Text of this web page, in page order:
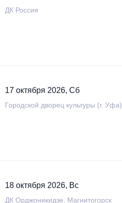
ДК Россия
17 октября 2026, Сб
Городской дворец культуры (г. Уфа)
18 октября 2026, Вс
ДК Орджоникидзе, Магнитогорск